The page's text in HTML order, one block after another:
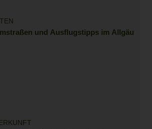
und Ausflugstipps im Allgäu